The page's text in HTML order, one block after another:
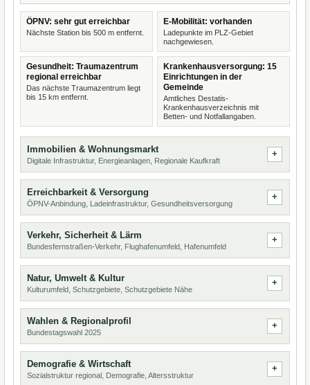
ÖPNV: sehr gut erreichbar
Nächste Station bis 500 m entfernt.
E-Mobilität: vorhanden
Ladepunkte im PLZ-Gebiet
nachgewiesen.
Gesundheit: Traumazentrum
regional erreichbar
Das nächste Traumazentrum liegt
bis 15 km entfernt.
Krankenhausversorgung: 15
Einrichtungen in der
Gemeinde
Amtliches Destatis-
Krankenhausverzeichnis mit
Betten- und Notfallangaben.
Immobilien & Wohnungsmarkt
Digitale Infrastruktur, Energieanlagen, Regionale Kaufkraft
Erreichbarkeit & Versorgung
ÖPNV-Anbindung, Ladeinfrastruktur, Gesundheitsversorgung
Verkehr, Sicherheit & Lärm
Bundesfernstraßen-Verkehr, Flughafenumfeld, Hafenumfeld
Natur, Umwelt & Kultur
Kulturumfeld, Schutzgebiete, Schutzgebiete Nähe
Wahlen & Regionalprofil
Bundestagswahl 2025
Demografie & Wirtschaft
Sozialstruktur regional, Demografie, Altersstruktur